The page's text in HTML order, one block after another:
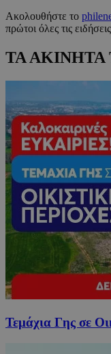
Ακολουθήστε το
πρώτοι όλες τις
ΤΑ
Τεμάχια Γης σε